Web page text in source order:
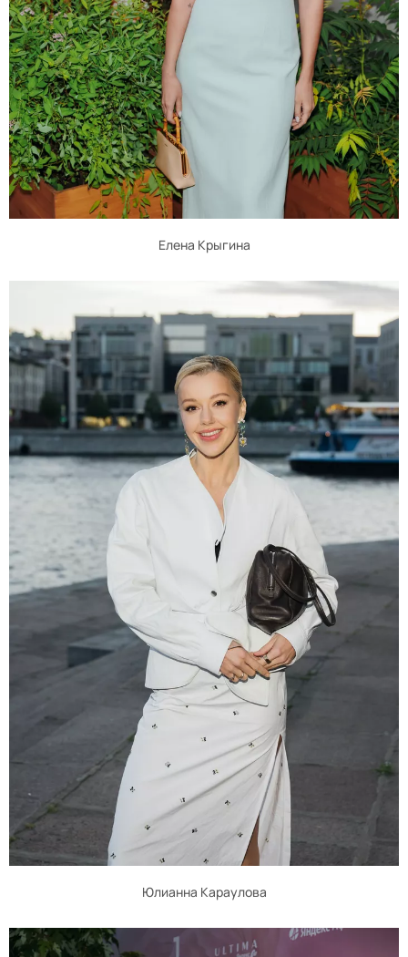
Елена Крыгина
Юлианна Караулова